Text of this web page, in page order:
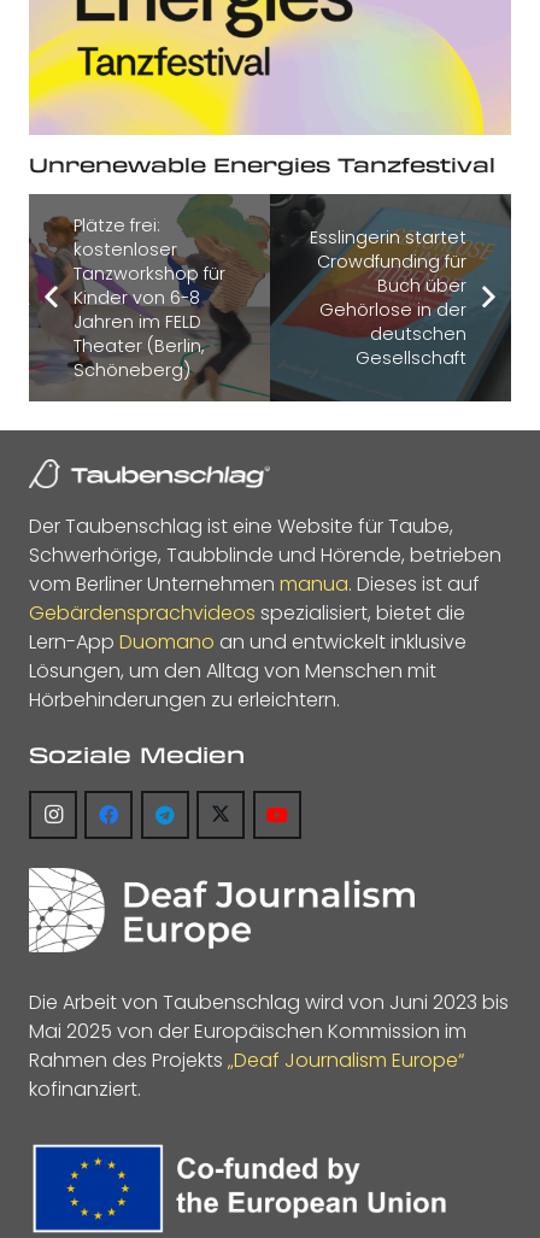
Unrenewable Energies Tanzfestival
Plätze frei:
kostenloser
Tanzworkshop für
Kinder von 6-8
Jahren im FELD
Theater (Berlin,
Schöneberg)
Esslingerin startet
Crowdfunding für
Buch über
Gehörlose in der
deutschen
Gesellschaft
Der Taubenschlag ist eine Website für Taube,
Schwerhörige, Taubblinde und Hörende, betrieben
vom Berliner Unternehmen manua. Dieses ist auf
Gebärdensprachvideos spezialisiert, bietet die
Lern-App Duomano an und entwickelt inklusive
Lösungen, um den Alltag von Menschen mit
Hörbehinderungen zu erleichtern.
Soziale Medien
Die Arbeit von Taubenschlag wird von Juni 2023 bis
Mai 2025 von der Europäischen Kommission im
Rahmen des Projekts „Deaf Journalism Europe“
kofinanziert.